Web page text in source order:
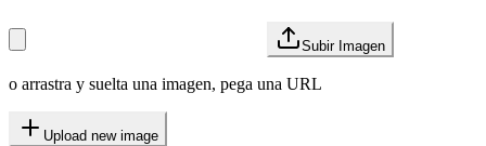
Subir Imagen
o arrastra y suelta una imagen, pega una URL
Upload new image